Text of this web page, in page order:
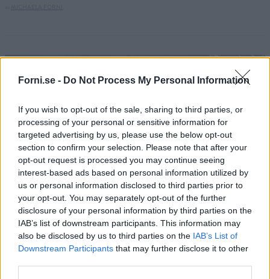
Forni.se - Do Not Process My Personal Information
If you wish to opt-out of the sale, sharing to third parties, or
processing of your personal or sensitive information for
targeted advertising by us, please use the below opt-out
section to confirm your selection. Please note that after your
opt-out request is processed you may continue seeing
interest-based ads based on personal information utilized by
us or personal information disclosed to third parties prior to
your opt-out. You may separately opt-out of the further
disclosure of your personal information by third parties on the
IAB’s list of downstream participants. This information may
also be disclosed by us to third parties on the IAB’s List of
Downstream Participants that may further disclose it to other